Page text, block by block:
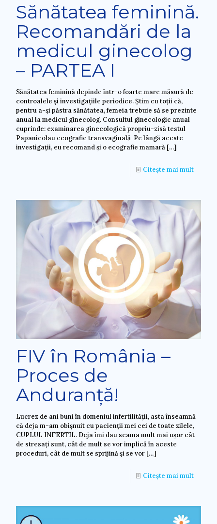
Sănătatea feminină.
Recomandări de la
medicul ginecolog
– PARTEA I
Sănătatea feminină depinde într-o foarte mare măsură de
controalele și investigațiile periodice. Știm cu toții că,
pentru a-și păstra sănătatea, femeia trebuie să se prezinte
anual la medicul ginecolog. Consultul ginecologic anual
cuprinde: examinarea ginecologică propriu-zisă testul
Papanicolau ecografie transvaginală Pe lângă aceste
investigații, eu recomand și o ecografie mamară […]
Citește mai mult
FIV în România –
Proces de
Anduranță!
Lucrez de ani buni în domeniul infertilității, asta înseamnă
că deja m-am obișnuit cu pacienții mei cei de toate zilele,
CUPLUL INFERTIL. Deja îmi dau seama mult mai ușor cât
de stresați sunt, cât de mult se vor implică în aceste
proceduri, cât de mult se sprijină și se vor […]
Citește mai mult